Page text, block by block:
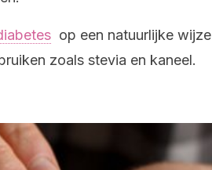
op een natuurlijke wijze
zoals stevia en kaneel.